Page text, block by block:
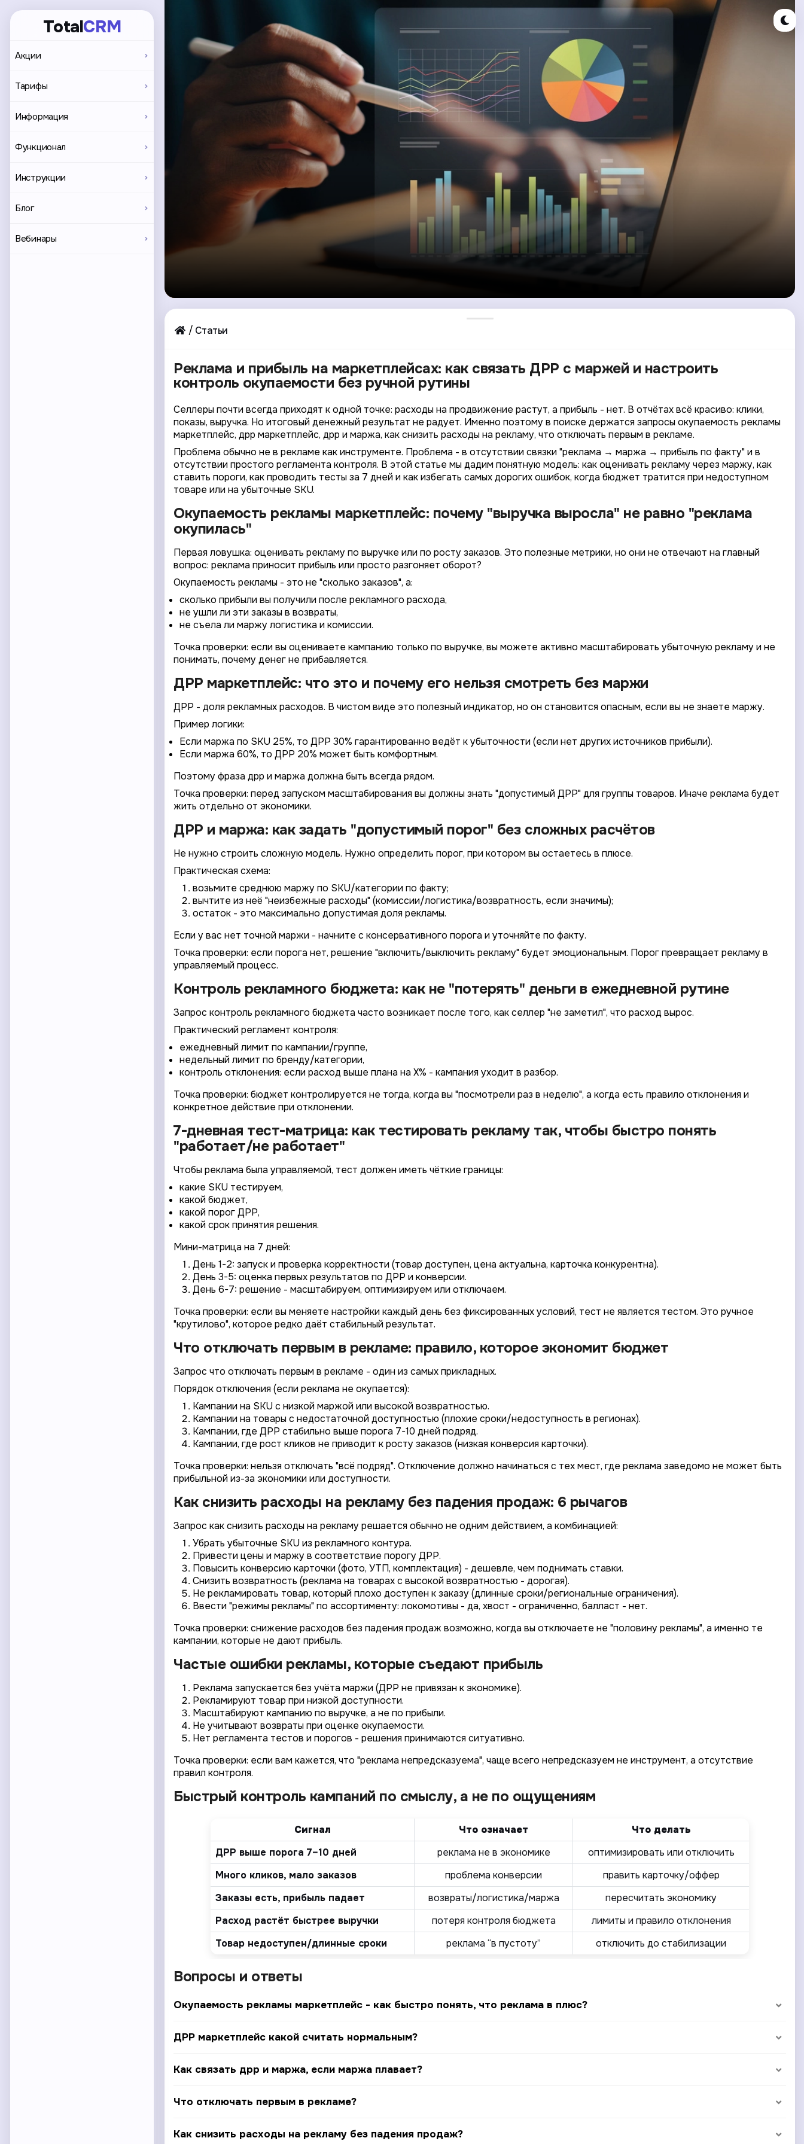
TotalCRM
Акции
Тарифы
Информация
Функционал
Инструкции
Блог
Вебинары
Статьи
Реклама и прибыль на маркетплейсах: как связать ДРР с маржей и настроить
контроль окупаемости без ручной рутины
Селлеры почти всегда приходят к одной точке: расходы на продвижение растут, а прибыль - нет. В отчётах всё красиво: клики,
показы, выручка. Но итоговый денежный результат не радует. Именно поэтому в поиске держатся запросы окупаемость рекламы
маркетплейс, дрр маркетплейс, дрр и маржа, как снизить расходы на рекламу, что отключать первым в рекламе.
Проблема обычно не в рекламе как инструменте. Проблема - в отсутствии связки "реклама → маржа → прибыль по факту" и в
отсутствии простого регламента контроля. В этой статье мы дадим понятную модель: как оценивать рекламу через маржу, как
ставить пороги, как проводить тесты за 7 дней и как избегать самых дорогих ошибок, когда бюджет тратится при недоступном
товаре или на убыточные SKU.
Окупаемость рекламы маркетплейс: почему "выручка выросла" не равно "реклама
окупилась"
Первая ловушка: оценивать рекламу по выручке или по росту заказов. Это полезные метрики, но они не отвечают на главный
вопрос: реклама приносит прибыль или просто разгоняет оборот?
Окупаемость рекламы - это не "сколько заказов", а:
сколько прибыли вы получили после рекламного расхода,
не ушли ли эти заказы в возвраты,
не съела ли маржу логистика и комиссии.
Точка проверки: если вы оцениваете кампанию только по выручке, вы можете активно масштабировать убыточную рекламу и не
понимать, почему денег не прибавляется.
ДРР маркетплейс: что это и почему его нельзя смотреть без маржи
ДРР - доля рекламных расходов. В чистом виде это полезный индикатор, но он становится опасным, если вы не знаете маржу.
Пример логики:
Если маржа по SKU 25%, то ДРР 30% гарантированно ведёт к убыточности (если нет других источников прибыли).
Если маржа 60%, то ДРР 20% может быть комфортным.
Поэтому фраза дрр и маржа должна быть всегда рядом.
Точка проверки: перед запуском масштабирования вы должны знать "допустимый ДРР" для группы товаров. Иначе реклама будет
жить отдельно от экономики.
ДРР и маржа: как задать "допустимый порог" без сложных расчётов
Не нужно строить сложную модель. Нужно определить порог, при котором вы остаетесь в плюсе.
Практическая схема:
возьмите среднюю маржу по SKU/категории по факту;
вычтите из неё "неизбежные расходы" (комиссии/логистика/возвратность, если значимы);
остаток - это максимально допустимая доля рекламы.
Если у вас нет точной маржи - начните с консервативного порога и уточняйте по факту.
Точка проверки: если порога нет, решение "включить/выключить рекламу" будет эмоциональным. Порог превращает рекламу в
управляемый процесс.
Контроль рекламного бюджета: как не "потерять" деньги в ежедневной рутине
Запрос контроль рекламного бюджета часто возникает после того, как селлер "не заметил", что расход вырос.
Практический регламент контроля:
ежедневный лимит по кампании/группе,
недельный лимит по бренду/категории,
контроль отклонения: если расход выше плана на X% - кампания уходит в разбор.
Точка проверки: бюджет контролируется не тогда, когда вы "посмотрели раз в неделю", а когда есть правило отклонения и
конкретное действие при отклонении.
7-дневная тест-матрица: как тестировать рекламу так, чтобы быстро понять
"работает/не работает"
Чтобы реклама была управляемой, тест должен иметь чёткие границы:
какие SKU тестируем,
какой бюджет,
какой порог ДРР,
какой срок принятия решения.
Мини-матрица на 7 дней:
День 1-2: запуск и проверка корректности (товар доступен, цена актуальна, карточка конкурентна).
День 3-5: оценка первых результатов по ДРР и конверсии.
День 6-7: решение - масштабируем, оптимизируем или отключаем.
Точка проверки: если вы меняете настройки каждый день без фиксированных условий, тест не является тестом. Это ручное
"крутилово", которое редко даёт стабильный результат.
Что отключать первым в рекламе: правило, которое экономит бюджет
Запрос что отключать первым в рекламе - один из самых прикладных.
Порядок отключения (если реклама не окупается):
Кампании на SKU с низкой маржой или высокой возвратностью.
Кампании на товары с недостаточной доступностью (плохие сроки/недоступность в регионах).
Кампании, где ДРР стабильно выше порога 7-10 дней подряд.
Кампании, где рост кликов не приводит к росту заказов (низкая конверсия карточки).
Точка проверки: нельзя отключать "всё подряд". Отключение должно начинаться с тех мест, где реклама заведомо не может быть
прибыльной из-за экономики или доступности.
Как снизить расходы на рекламу без падения продаж: 6 рычагов
Запрос как снизить расходы на рекламу решается обычно не одним действием, а комбинацией:
Убрать убыточные SKU из рекламного контура.
Привести цены и маржу в соответствие порогу ДРР.
Повысить конверсию карточки (фото, УТП, комплектация) - дешевле, чем поднимать ставки.
Снизить возвратность (реклама на товарах с высокой возвратностью - дорогая).
Не рекламировать товар, который плохо доступен к заказу (длинные сроки/региональные ограничения).
Ввести "режимы рекламы" по ассортименту: локомотивы - да, хвост - ограниченно, балласт - нет.
Точка проверки: снижение расходов без падения продаж возможно, когда вы отключаете не "половину рекламы", а именно те
кампании, которые не дают прибыль.
Частые ошибки рекламы, которые съедают прибыль
Реклама запускается без учёта маржи (ДРР не привязан к экономике).
Рекламируют товар при низкой доступности.
Масштабируют кампанию по выручке, а не по прибыли.
Не учитывают возвраты при оценке окупаемости.
Нет регламента тестов и порогов - решения принимаются ситуативно.
Точка проверки: если вам кажется, что "реклама непредсказуема", чаще всего непредсказуем не инструмент, а отсутствие
правил контроля.
Быстрый контроль кампаний по смыслу, а не по ощущениям
Сигнал Что означает
Что делать
ДРР выше порога 7–10 дней
реклама не в экономике
оптимизировать или отключить
Много кликов, мало заказов
проблема конверсии
править карточку/оффер
Заказы есть, прибыль падает
возвраты/логистика/маржа
пересчитать экономику
Расход растёт быстрее выручки
потеря контроля бюджета
лимиты и правило отклонения
Товар недоступен/длинные сроки
реклама “в пустоту” отключить до стабилизации
Вопросы и ответы
Окупаемость рекламы маркетплейс - как быстро понять, что реклама в плюс?
ДРР маркетплейс какой считать нормальным?
Как связать дрр и маржа, если маржа плавает?
Что отключать первым в рекламе?
Как снизить расходы на рекламу без падения продаж?
Подключение к
Согласие на обработку ПД
Правила обработки персональных данных
Подключение к 1/4
Подключение к 2/4
Подключение к
Wildberries
Ozon
YandexMarket
MegaMarket
Другие
3/4
Подключение к
Не указывать
до 3 огранизаций
до 5 организаций
более 5 организаций
4/4
Подключение к
Не указывать
от 1 до 5 млн.
от 5 до 10 млн.
от 10 млн.
Подключение к